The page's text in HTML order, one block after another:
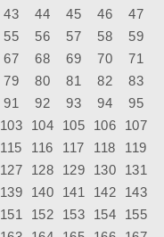
43 44 45 46
47
55 56 57 58
59
67 68 69 70
71
79 80 81 82
83
91 92 93 94
95
103 104 105 106
107
115 116 117 118
119
127 128 129 130
131
139 140 141 142
143
151 152 153 154
155